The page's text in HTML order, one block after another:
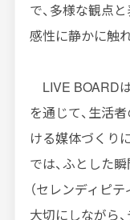
で、多様な観点
感性に静かに触
LIVE BOARD
を通じて、生活
ける媒体づくり
では、ふとした
（セレンディピテ
大切にしながら